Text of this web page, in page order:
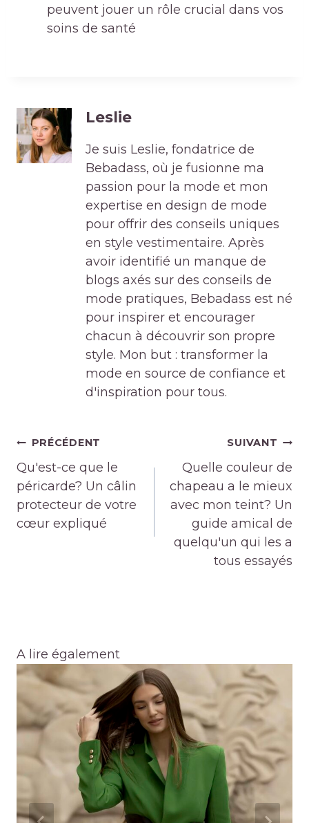
peuvent jouer un rôle crucial dans vos
soins de santé
Leslie
Je suis Leslie, fondatrice de
Bebadass, où je fusionne ma
passion pour la mode et mon
expertise en design de mode
pour offrir des conseils uniques
en style vestimentaire. Après
avoir identifié un manque de
blogs axés sur des conseils de
mode pratiques, Bebadass est né
pour inspirer et encourager
chacun à découvrir son propre
style. Mon but : transformer la
mode en source de confiance et
d'inspiration pour tous.
Navigation
de
l’article
PRÉCÉDENT
Qu'est-ce que le
péricarde? Un câlin
protecteur de votre
cœur expliqué
SUIVANT
Quelle couleur de
chapeau a le mieux
avec mon teint? Un
guide amical de
quelqu'un qui les a
tous essayés
A lire également